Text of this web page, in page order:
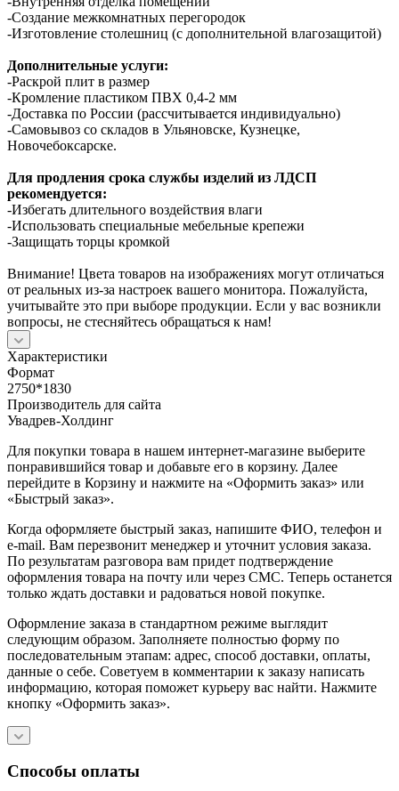
-Создание межкомнатных перегородок
-Изготовление столешниц (с дополнительной влагозащитой)
Дополнительные услуги:
-Раскрой плит в размер
-Кромление пластиком ПВХ 0,4-2 мм
-Доставка по России (рассчитывается индивидуально)
-Самовывоз со складов в Ульяновске, Кузнецке,
Новочебоксарске.
Для продления срока службы изделий из ЛДСП
рекомендуется:
-Избегать длительного воздействия влаги
-Использовать специальные мебельные крепежи
-Защищать торцы кромкой
Внимание! Цвета товаров на изображениях могут отличаться
от реальных из-за настроек вашего монитора. Пожалуйста,
учитывайте это при выборе продукции. Если у вас возникли
вопросы, не стесняйтесь обращаться к нам!
Характеристики
Формат
2750*1830
Производитель для сайта
Увадрев-Холдинг
Для покупки товара в нашем интернет-магазине выберите
понравившийся товар и добавьте его в корзину. Далее
перейдите в Корзину и нажмите на «Оформить заказ» или
«Быстрый заказ».
Когда оформляете быстрый заказ, напишите ФИО, телефон и
e-mail. Вам перезвонит менеджер и уточнит условия заказа.
По результатам разговора вам придет подтверждение
оформления товара на почту или через СМС. Теперь останется
только ждать доставки и радоваться новой покупке.
Оформление заказа в стандартном режиме выглядит
следующим образом. Заполняете полностью форму по
последовательным этапам: адрес, способ доставки, оплаты,
данные о себе. Советуем в комментарии к заказу написать
информацию, которая поможет курьеру вас найти. Нажмите
кнопку «Оформить заказ».
Способы оплаты